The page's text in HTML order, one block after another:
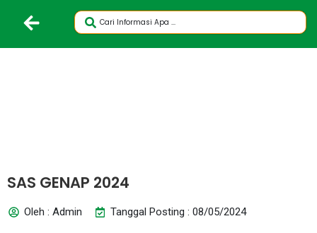
SAS GENAP 2024
Oleh : Admin Tanggal Posting : 08/05/2024